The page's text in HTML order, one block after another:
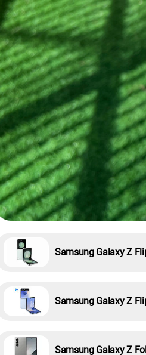
Samsung Galaxy Z
Samsung Galaxy Z
Samsung Galaxy Z